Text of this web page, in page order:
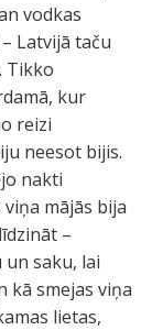
vodkas
Latvijā taču
Tikko
kur
reizi
neesot bijis.
nakti
mājās bija
–
un saku, lai
kā smejas viņa
lietas,